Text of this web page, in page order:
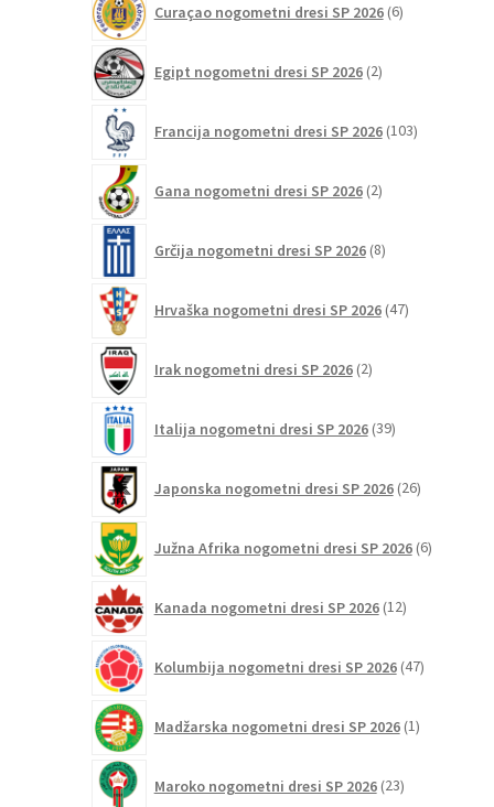
Curaçao nogometni dresi SP 2026 6izdelkov
Egipt nogometni dresi SP 2026 2izdelka
Francija nogometni dresi SP 2026 103izdelki
Gana nogometni dresi SP 2026 2izdelka
Grčija nogometni dresi SP 2026 8izdelkov
Hrvaška nogometni dresi SP 2026 47izdelkov
Irak nogometni dresi SP 2026 2izdelka
Italija nogometni dresi SP 2026 39izdelkov
Japonska nogometni dresi SP 2026 26izdelkov
Južna Afrika nogometni dresi SP 2026 6izdelkov
Kanada nogometni dresi SP 2026 12izdelkov
Kolumbija nogometni dresi SP 2026 47izdelkov
Madžarska nogometni dresi SP 2026 1izdelek
Maroko nogometni dresi SP 2026 23izdelkov